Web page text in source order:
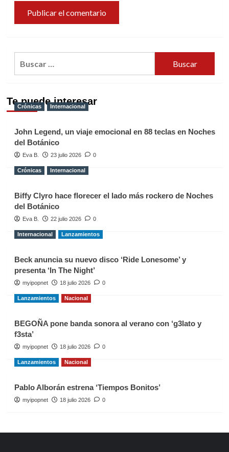
Te puede interesar
Crónicas Internacional
John Legend, un viaje emocional en 88 teclas en Noches
del Botánico
Eva B. 23 julio 2026 0
Crónicas Internacional
Biffy Clyro hace florecer el lado más rockero de Noches
del Botánico
Eva B. 22 julio 2026 0
Internacional Lanzamientos
Beck anuncia su nuevo disco ‘Ride Lonesome’ y
presenta ‘In The Night’
myipopnet 18 julio 2026 0
Lanzamientos Nacional
BEGOÑA pone banda sonora al verano con ‘g3lato y
f3sta’
myipopnet 18 julio 2026 0
Lanzamientos Nacional
Pablo Alborán estrena ‘Tiempos Bonitos’
myipopnet 18 julio 2026 0